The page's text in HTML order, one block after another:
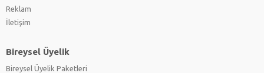
Reklam
İletişim
Bireysel Üyelik
Bireysel Üyelik Paketleri